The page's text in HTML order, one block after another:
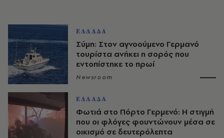
ΕΛΛΑΔΑ
Σύμη: Στον αγνοούμενο Γερμανό
τουρίστα ανήκει η σορός που
εντοπίστηκε το πρωί
Newsroom
ΕΛΛΑΔΑ
Φωτιά στο Πόρτο Γερμενό: Η στιγμή
που οι φλόγες φουντώνουν μέσα σε
οικισμό σε δευτερόλεπτα